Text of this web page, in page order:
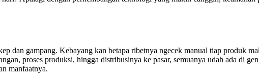
dan gampang. Kebayang kan betapa ribetnya ngecek manual tiap produk
proses produksi, hingga distribusinya ke pasar, semuanya udah ada di
manfaatnya.